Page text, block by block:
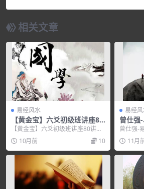
相关文章
易经风水
【黄金宝】六爻初级班讲座80
讲
【黄金宝】六爻初级班讲座80讲，
培训讲座视频，培训课程视频教程
下载，百度网盘资源...
10月前 10
易经
曾仕强
曾仕强-
频，培
网盘资源
11月